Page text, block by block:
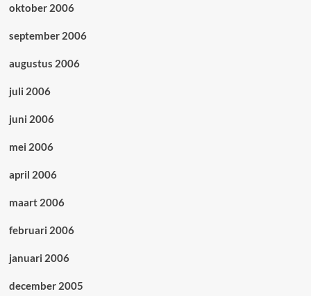
oktober 2006
september 2006
augustus 2006
juli 2006
juni 2006
mei 2006
april 2006
maart 2006
februari 2006
januari 2006
december 2005